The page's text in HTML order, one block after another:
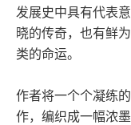
发展史中具有代表
晓的传奇，也有鲜
类的命运。
作者将一个个凝练
作，编织成一幅浓